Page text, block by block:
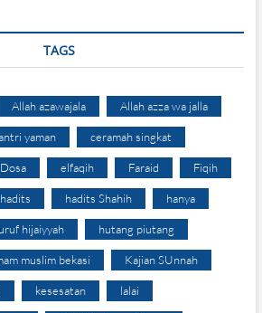
TAGS
Allah azawajala Allah azza wa jalla
yaman ceramah singkat
Dosa elfaqih Faraid Fiqih
hadits hadits Shahih hanya
hijaiyyah hutang piutang
muslim bekasi Kajian SUnnah
kesesatan lalai